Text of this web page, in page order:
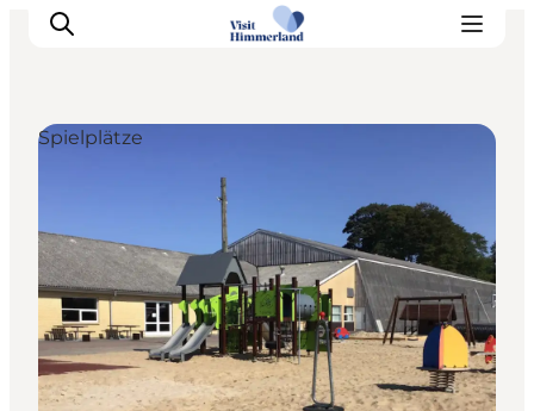
Natur
Städte und Orte
Das passiert
Reiseplanung
Praktische Informationen
Spielplätze